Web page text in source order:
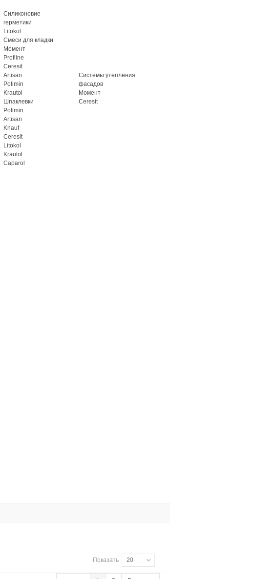
Силиконовие
герметики
Litokol
Смеси для кладки
Момент
Profline
Ceresit
Artisan
Polimin
Krautol
Шпаклевки
Polimin
Artisan
Knauf
Ceresit
Litokol
Krautol
Caparol
Системы утепления
фасадов
Момент
Ceresit
Показать 20